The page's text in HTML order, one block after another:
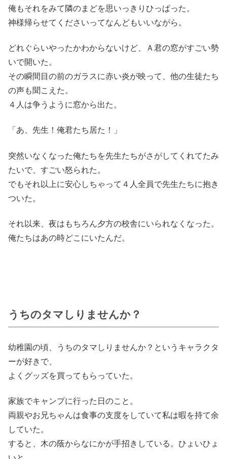
俺もそれをみて隣のまどを思いっきりひっぱった。
神様帰らせてくださいってなんどもいいながら。
どれぐらいやったかわからないけど、Ａ君の窓がすごい勢
いで開いた。
その瞬間目の前のガラスに赤い炎が映って、他の生徒たち
の声も聞こえた。
４人は争うように窓から出た。
「あ、先生！俺君たち居た！」
突然いなくなった俺たちを先生たちがさがしてくれてたみ
たいで、すごい怒られた。
でもそれ以上に安心しちゃって４人全員で先生たちに抱き
ついた。
それ以来、夜はもちろん夕方の校舎にいられなくなった。
俺たちはあの時どこにいたんだ。
うちのタマしりませんか？
幼稚園の頃、うちのタマしりませんか？というキャラクタ
ーが好きで、
よくグッズを買ってもらっていた。
家族でキャンプに行った日のこと。
両親やお兄ちゃんは食事の支度をしていて私は暇を持て余
していた。
すると、木の蔭からなにかが手招きしている。ひょいひょ